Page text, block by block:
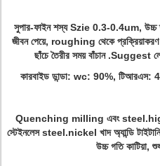
সুপার-ফাইন শস্য Szie 0.3-0.4um, উচ্চ
জীবন পেয়ে, roughing থেকে প্রক্রিয়াকরণ
ছাঁচে তৈরীর সময় বাঁচান .Suggest
কারবাইড ডান্ডা: wc: 90%,
Quenching milling এবং steel.high
স্টেইনলেস steel.nickel খাদ অ্যান্ডি
উচ্চ গতি কাটিয়া,